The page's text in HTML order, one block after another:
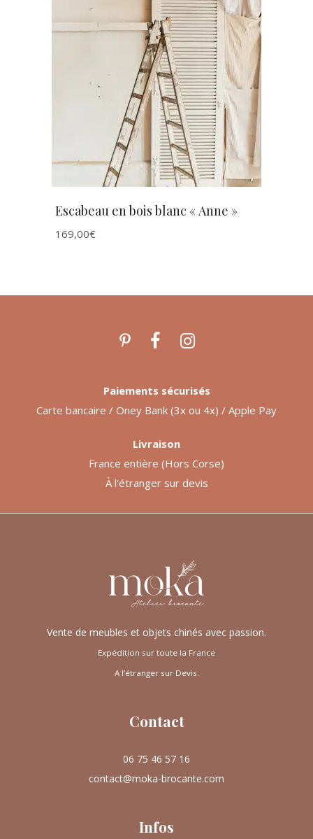
AJOUTER AU PANIER
Escabeau en bois blanc « Anne »
169,00€
Vente de meubles et objets chinés avec passion.
Expédition sur toute la France
A l’étranger sur Devis.
Contact
06 75 46 57 16
contact@moka-brocante.com
Infos
Paiements sécurisés
Carte bancaire / Oney Bank (3x ou 4x) / Apple Pay
Livraison
France entière (Hors Corse)
À l'étranger sur devis